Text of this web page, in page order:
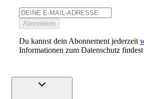
Abonnieren
Du kannst dein Abonnement jederzeit
Informationen zum Datenschutz